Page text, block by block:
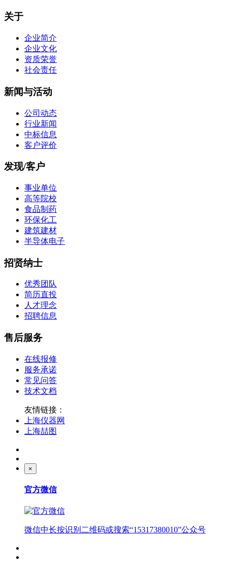
关于
企业简介
企业文化
资质荣誉
社会责任
新闻与活动
公司动态
行业新闻
中标信息
客户评价
发现/客户
事业单位
高等院校
食品制药
环保化工
建筑建材
半导体电子
招贤纳士
优秀团队
简历直投
人才理念
招聘信息
售后服务
在线报修
服务承诺
常见问答
技术文档
友情链接：
上海仪器网
上海喆图
×
官方微信
微信中长按识别二维码或搜索“15317380010”公众号